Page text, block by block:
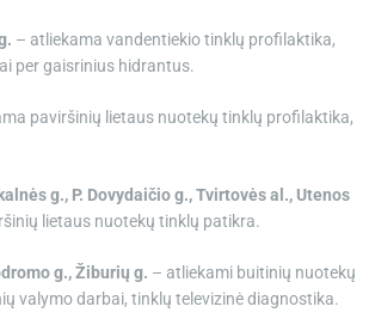
– atliekama vandentiekio tinklų profilaktika,
per gaisrinius hidrantus.
paviršinių lietaus nuotekų tinklų profilaktika,
g., P. Dovydaičio g., Tvirtovės al., Utenos
lietaus nuotekų tinklų patikra.
g., Žiburių g. – atliekami buitinių nuotekų
valymo darbai, tinklų televizinė diagnostika.